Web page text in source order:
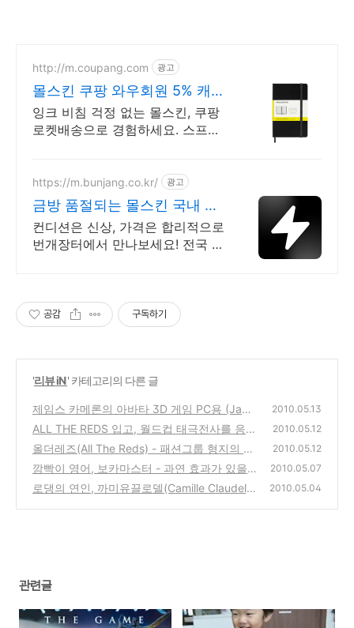
http://m.coupang.com 광고
몰스킨 쿠팡 와우회원 5% 캐시
적립
잉크 비침 걱정 없는 몰스킨, 쿠팡
로켓배송으로 경험하세요. 스프링
https://m.bunjang.co.kr/ 광고
금방 품절되는 몰스킨 국내 최
대 브랜드 중고거래
컨디션은 신상, 가격은 합리적으로
번개장터에서 만나보세요! 전국 각
공감 구독하기
'리뷰 iN' 카테고리의 다른 글
제임스 카메론의 아바타 3D 게임 PC용 (Jame
s Camerons Avatar The Game)
(12)
2010.05.13
ALL THE REDS 입고, 월드컵 태극전사를 응원
하자!
(0)
2010.05.12
올더레즈(All The Reds) - 패션그룹 형지의 멋
진 월드컵 응원 티셔츠
(0)
2010.05.12
깜빡이 영어, 보카마스터 - 과연 효과가 있을
까?
(2)
2010.05.07
로댕의 연인, 까미유끌로델(Camille Claudel) -
2010.05.04
관련글